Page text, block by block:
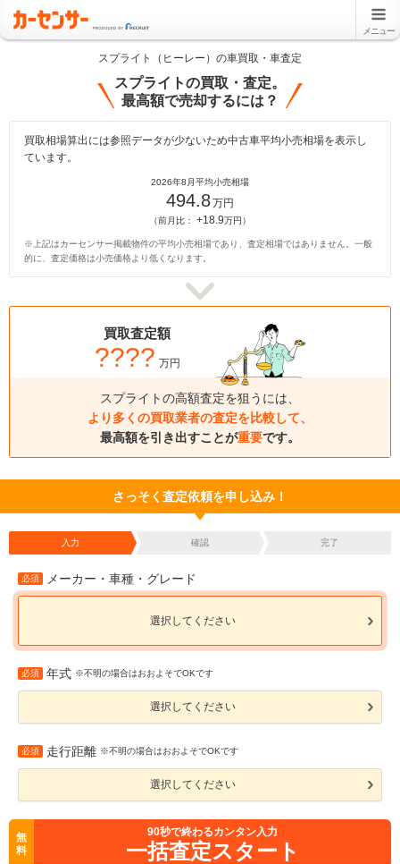
メニュー
スプライト（ヒーレー）の車買取・車査定
スプライトの買取・査定。
最高額で売却するには？
買取相場算出には参照データが少ないため中古車平均小売相場を表示し
ています。
2026年8月平均小売相場
494.8万円
（前月比： +18.9万円）
※上記はカーセンサー掲載物件の平均小売相場であり、査定相場ではありません。一般
的に、査定価格は小売価格より低くなります。
買取査定額
???? 万円
スプライトの高額査定を狙うには、
より多くの買取業者の査定を比較して、
最高額を引き出すことが重要です。
さっそく査定依頼を申し込み！
入力 確認 完了
必須 メーカー・車種・グレード
選択してください
必須 年式 ※不明の場合はおおよそでOKです
選択してください
必須 走行距離 ※不明の場合はおおよそでOKです
選択してください
無
料
90秒で終わるカンタン入力
一括査定スタート